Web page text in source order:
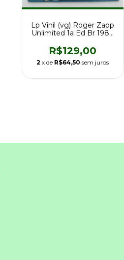
Lp Vinil (vg) Roger Zapp
Unlimited 1a Ed Br 1987
R$129,00
2 x de R$64,50 sem juros